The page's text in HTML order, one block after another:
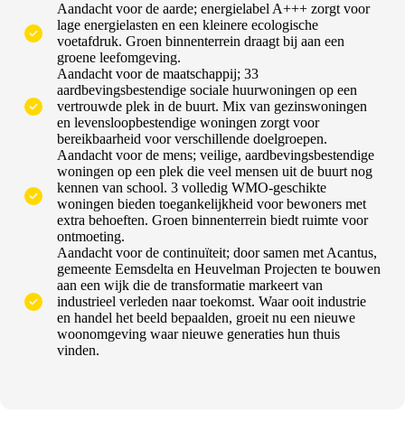
Aandacht voor de aarde; energielabel A+++ zorgt voor
lage energielasten en een kleinere ecologische
voetafdruk. Groen binnenterrein draagt bij aan een
groene leefomgeving.
Aandacht voor de maatschappij; 33
aardbevingsbestendige sociale huurwoningen op een
vertrouwde plek in de buurt. Mix van gezinswoningen
en levensloopbestendige woningen zorgt voor
bereikbaarheid voor verschillende doelgroepen.
Aandacht voor de mens; veilige, aardbevingsbestendige
woningen op een plek die veel mensen uit de buurt nog
kennen van school. 3 volledig WMO-geschikte
woningen bieden toegankelijkheid voor bewoners met
extra behoeften. Groen binnenterrein biedt ruimte voor
ontmoeting.
Aandacht voor de continuïteit; door samen met Acantus,
gemeente Eemsdelta en Heuvelman Projecten te bouwen
aan een wijk die de transformatie markeert van
industrieel verleden naar toekomst. Waar ooit industrie
en handel het beeld bepaalden, groeit nu een nieuwe
woonomgeving waar nieuwe generaties hun thuis
vinden.